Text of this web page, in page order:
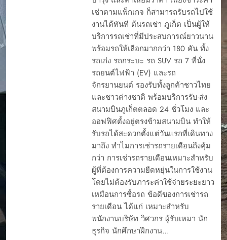
เช่าตามแพ็กเกจ ก็สามารถรับรถไปใช้
งานได้ทันที ต้นรถเช่า ภูเก็ต เป็นผู้ให้
บริการรถเช่าที่มีประสบการณ์ยาวนาน
พร้อมรถให้เลือกมากกว่า 180 คัน ทั้ง
รถเก๋ง รถกระบะ รถ SUV รถ 7 ที่นั่ง
รถยนต์ไฟฟ้า (EV) และรถ
จักรยานยนต์ รองรับทั้งลูกค้าชาวไทย
และชาวต่างชาติ พร้อมบริการรับ-ส่ง
สนามบินภูเก็ตตลอด 24 ชั่วโมง และ
ออฟฟิศตั้งอยู่ตรงข้ามสนามบิน ทำให้
รับรถได้สะดวกตั้งแต่วันแรกที่เดินทาง
มาถึง ทำไมการเช่ารถรายเดือนถึงคุ้ม
กว่า การเช่ารถรายเดือนเหมาะสำหรับ
ผู้ที่ต้องการความยืดหยุ่นในการใช้งาน
โดยไม่ต้องรับภาระค่าใช้จ่ายระยะยาว
เหมือนการซื้อรถ ข้อดีของการเช่ารถ
รายเดือน ได้แก่ เหมาะสำหรับ
พนักงานบริษัท วิศวกร ผู้รับเหมา นัก
ธุรกิจ นักศึกษาฝึกงาน…